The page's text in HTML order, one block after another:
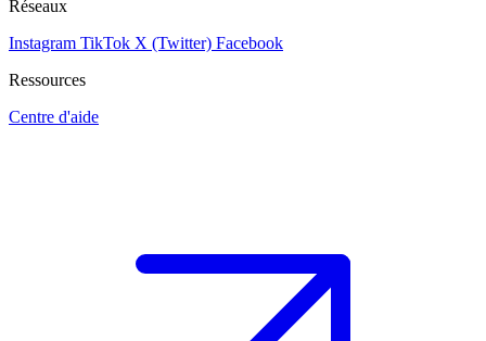
Réseaux
Instagram TikTok X (Twitter) Facebook
Ressources
Centre d'aide